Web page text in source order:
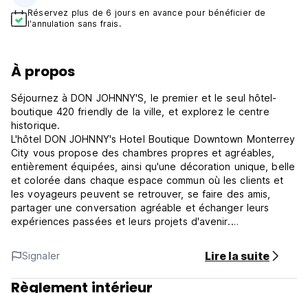
Réservez plus de 6 jours en avance pour bénéficier de
l'annulation sans frais.
À propos
Séjournez à DON JOHNNY'S, le premier et le seul hôtel-
boutique 420 friendly de la ville, et explorez le centre
historique.
L'hôtel DON JOHNNY's Hotel Boutique Downtown Monterrey
City vous propose des chambres propres et agréables,
entièrement équipées, ainsi qu'une décoration unique, belle
et colorée dans chaque espace commun où les clients et
les voyageurs peuvent se retrouver, se faire des amis,
partager une conversation agréable et échanger leurs
expériences passées et leurs projets d'avenir.
pouvez vous sentir comme chez vous avec nos chambres
uniques et accueillantes dans une atmosphère mexicaine
avec un petit goût de ce qu'est le Mexique avec sa belle
propriété coloniale rénovée des années 1900 entourée
Signaler Lire la suite
Règlement intérieur